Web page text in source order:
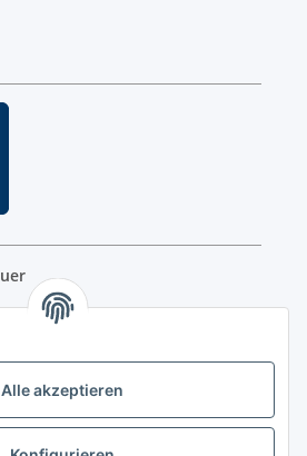
Alle akzeptieren
Maps )